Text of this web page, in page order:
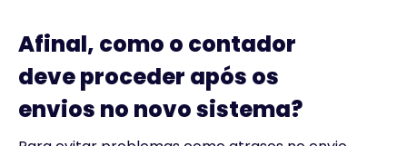
Afinal, como o contador
deve proceder após os
envios no novo sistema?